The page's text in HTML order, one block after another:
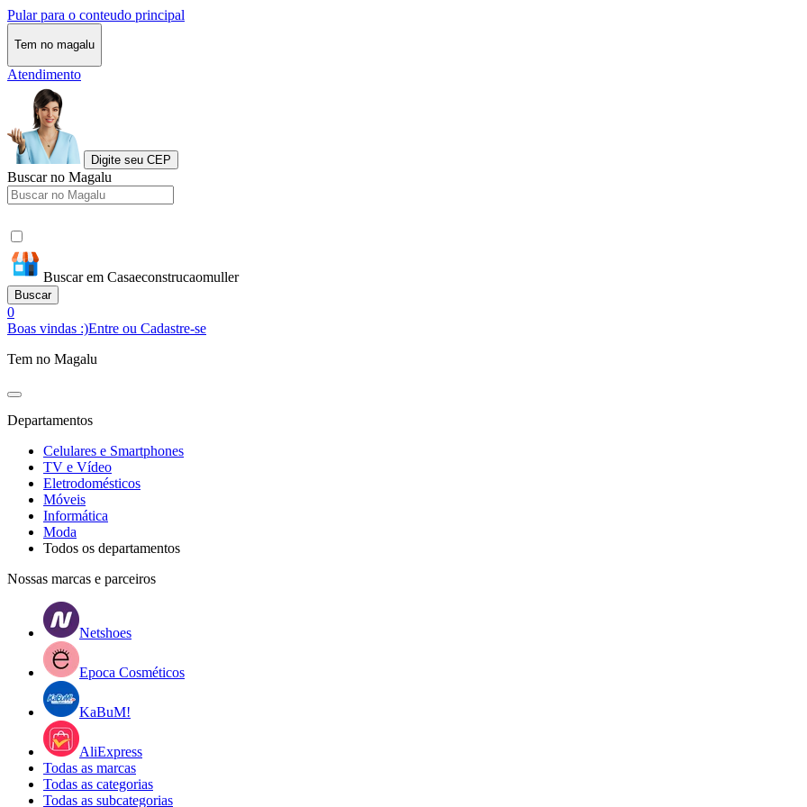
Pular para o conteudo principal
Tem no magalu
Atendimento
Digite seu CEP
Buscar no Magalu
Buscar em Casaeconstrucaomuller
Buscar
0
Boas vindas :)Entre ou Cadastre-se
Tem no Magalu
Departamentos
Celulares e Smartphones
TV e Vídeo
Eletrodomésticos
Móveis
Informática
Moda
Todos os departamentos
Nossas marcas e parceiros
Netshoes
Epoca Cosméticos
KaBuM!
AliExpress
Todas as marcas
Todas as categorias
Todas as subcategorias